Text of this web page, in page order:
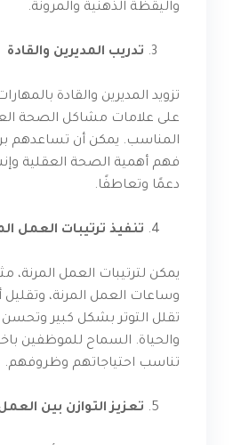
واليقظة الذهنية والمرونة.
تدريب المديرين والقادة
تزويد المديرين والقادة
على علامات مشاكل الصحة
المناسب. يمكن أن تساعدهم
فهم أهمية الصحة العقلية
دعمًا وتعاطفًا.
تنفيذ ترتيبات العمل
يمكن لترتيبات العمل المرنة،
وساعات العمل المرنة، وتقليل
تقلل التوتر بشكل كبير وتحسن
والحياة. السماح للموظفين
تناسب احتياجاتهم وظروفهم.
تعزيز التوازن بين